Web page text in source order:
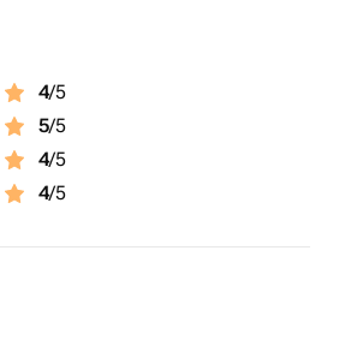
4/5
5/5
4/5
4/5